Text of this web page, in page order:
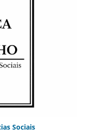
Sociais